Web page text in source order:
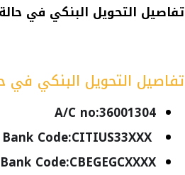
تفاصيل التحويل البنكي في
تفاصيل التحويل البنكي في
A/C no:36001304
Code:CBEGEGCXXXX